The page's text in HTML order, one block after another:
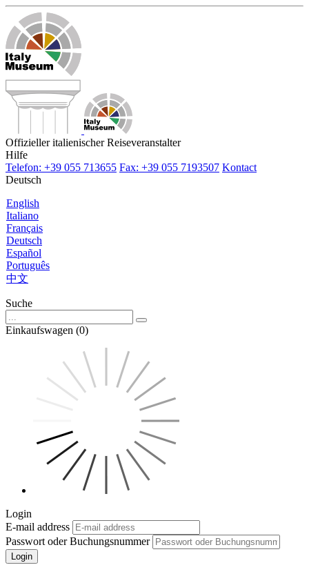
Offizieller italienischer Reiseveranstalter
Hilfe
Telefon: +39 055 713655 Fax: +39 055 7193507 Kontact
Deutsch
English
Italiano
Français
Deutsch
Español
Português
中文
Suche
Einkaufswagen (0)
Login
E-mail address
Passwort oder Buchungsnummer
Login